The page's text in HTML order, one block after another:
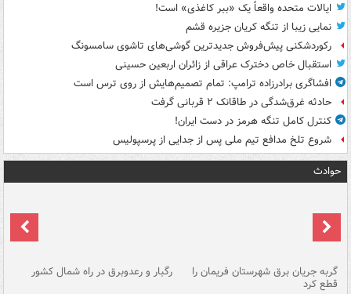
ایالات متحده واقعاً یک «ببر کاغذی» است!
نمایی زیبا از تنگه کریان جزیره قشم
رکوردشکنی پیش‌فروش جدیدترین گوشی‌های تاشوی سامسونگ
استقبال خاص دخترک عراقی از زائران اربعین حسینی
افشاگری برادرزاده ترامپ: تمام تصمیم‌هایش از روی ترس است
حادثه غرق‌شدگی در طاقانک ۲ قربانی گرفت
کنترل کامل تنگه هرمز در دست ایران!
شروع تلخ مدافع تیم ملی پس از جدایی از پرسپولیس
حوادث
گربه جریان برق شهرستان فریمان را
قطع کرد
رگبار و رعدوبرق در راه شمال کشور